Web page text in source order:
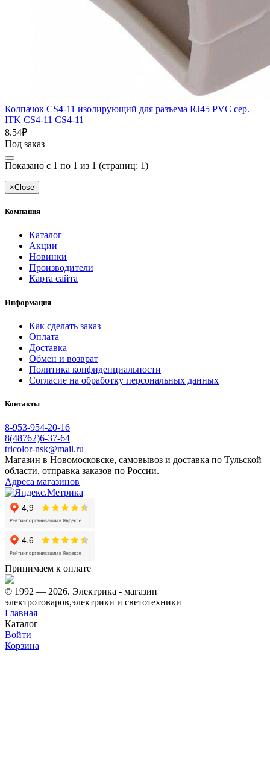
Колпачок CS4-11 изолирующий для разъема RJ45 PVC сер.
ITK CS4-11 CS4-11
8.54₽
Под заказ
Показано с 1 по 1 из 1 (страниц: 1)
×Close
Компания
Каталог
Акции
Новинки
Производители
Карта сайта
Информация
Как сделать заказ
Оплата
Доставка
Обмен и возврат
Политика конфиденциальности
Согласие на обработку персональных данных
Контакты
8-953-954-20-16
8(48762)6-37-64
tricolor-nsk@mail.ru
Магазин в Новомосковске, самовывоз и доставка по Тульской
области, отправка заказов по России.
Адреса магазинов
Принимаем к оплате
© 1992 — 2026. Электрика - магазин
электротоваров,электрики и светотехники
Главная
Каталог
Войти
Корзина